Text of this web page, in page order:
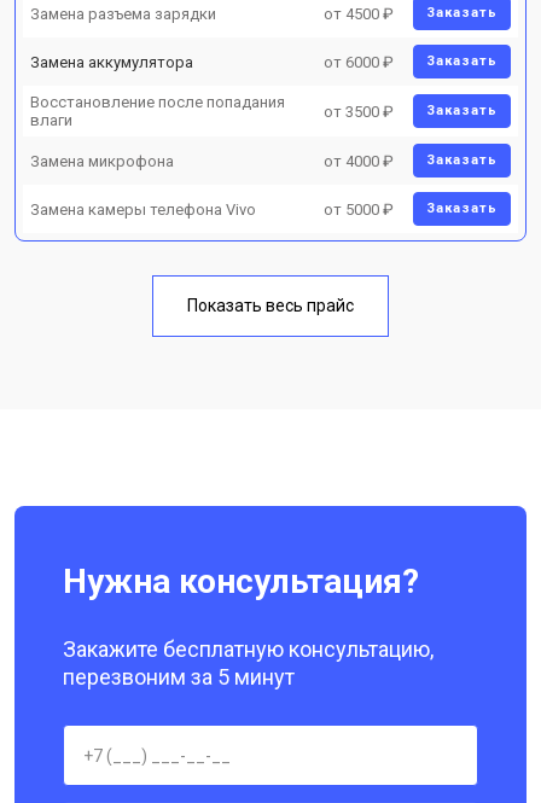
Замена разъема зарядки от 4500 ₽ Заказать
Замена аккумулятора от 6000 ₽ Заказать
Восстановление после попадания
влаги
от 3500 ₽ Заказать
Замена микрофона от 4000 ₽ Заказать
Замена камеры телефона Vivo от 5000 ₽ Заказать
Показать весь прайс
Нужна консультация?
Закажите бесплатную консультацию,
перезвоним за 5 минут